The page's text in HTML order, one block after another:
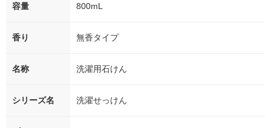
容量 800mL
香り 無香タイプ
名称 洗濯用石けん
シリーズ名 洗濯せっけん